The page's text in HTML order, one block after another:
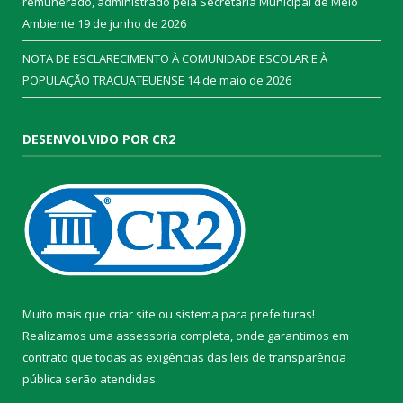
Ambiente 19 de junho de 2026
NOTA DE ESCLARECIMENTO À COMUNIDADE ESCOLAR E À
POPULAÇÃO TRACUATEUENSE 14 de maio de 2026
DESENVOLVIDO POR CR2
Muito mais que criar site ou sistema para prefeituras!
Realizamos uma assessoria completa, onde garantimos em
contrato que todas as exigências das leis de transparência
pública serão atendidas.